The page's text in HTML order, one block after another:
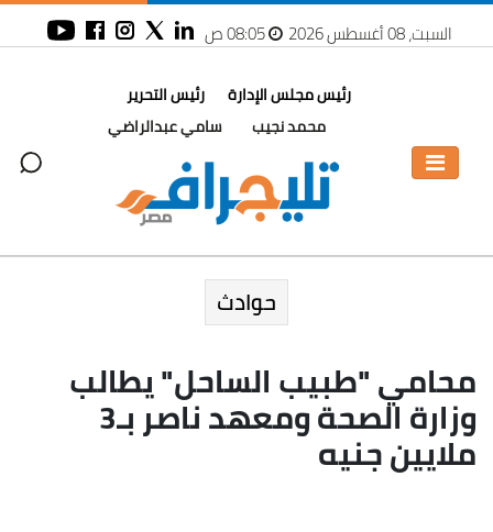
السبت، 08 أغسطس 2026 08:05 ص
رئيس مجلس الإدارة
محمد نجيب
رئيس التحرير
سامي عبدالراضي
حوادث
محامي "طبيب الساحل" يطالب
وزارة الصحة ومعهد ناصر بـ3
ملايين جنيه